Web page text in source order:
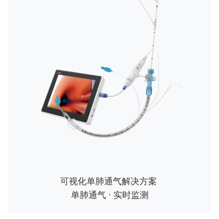
可视化单肺通气解决方案
单肺通气 · 实时监测